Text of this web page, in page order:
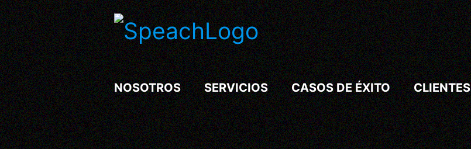
NOSOTROS SERVICIOS CASOS DE ÉXITO CLIENTES